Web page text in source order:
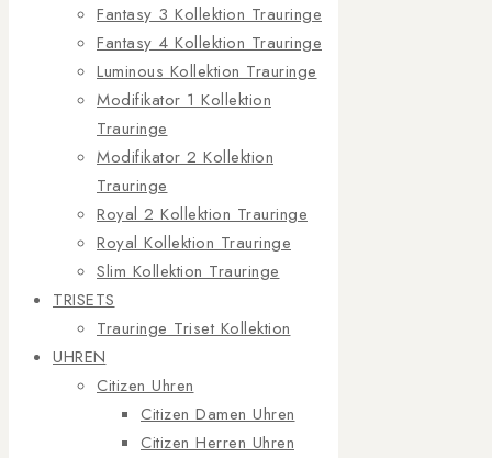
Fantasy 3 Kollektion Trauringe
Fantasy 4 Kollektion Trauringe
Luminous Kollektion Trauringe
Modifikator 1 Kollektion
Trauringe
Modifikator 2 Kollektion
Trauringe
Royal 2 Kollektion Trauringe
Royal Kollektion Trauringe
Slim Kollektion Trauringe
TRISETS
Trauringe Triset Kollektion
UHREN
Citizen Uhren
Citizen Damen Uhren
Citizen Herren Uhren